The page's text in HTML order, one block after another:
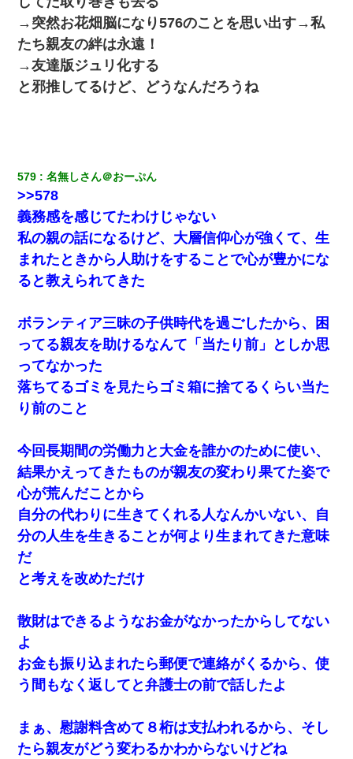
妊娠中に「おいこのブタ女！てめー席譲れ！」と絡まれ腹を殴る
真似された。泣きながら夫に話すと一年後に…
俺「初対面でなに言ったか覚えてる？」嫁「臭いんだよ！キモオ
タ？だっけ？」俺「だいたい合ってる。で、なんで告白してきた
の？」→
夫に癌の余命宣告。その闘病中に長女から信じられない言葉を受
けた
ホテルに泊まったんだけど従業員が最悪だった。折角の旅行で何
故私が怒鳴られなきゃいけなかったのだ
【悲報】お風呂で父親と姉が完全に行為してるんだが...
200万を貸したコウトから、追加で400万の申し込み、私「無理。
義弟より娘たちが大事」旦那「娘たちが成人したら別れよう」私
（は？）
今日夫の実家に泊ったんだけど、朝起きたら股間がなんかモッコ
リしてた
婚活パーティーでよく会う美女がいた。こんな完璧な容姿を持っ
てしても結婚て難しいんだなぁ…と思ってた
さっき嫁から、「愛しています」ってメールが届いた。俺も「愛
してます」って送ったら
私「結婚やめるわ」 婚約者「え？なんでなんで？」 → 放置した
結果…｜生活｜ワロタあんてな
された
ミスした新人(
)に冗談で「行為させてくれたら許してあげる」
って言ったら・・・
い」私「変だなあ～なにも臭わないよ」→ その後。警察『絶対に
窓とドアを開けないで』
→突然お花畑脳になり576のことを思い出す→私
たち親友の絆は永遠！
→友達版ジュリ化する
と邪推してるけど、どうなんだろうね
579 名無しさん＠おーぷん
>>578
義務感を感じてたわけじゃない
私の親の話になるけど、大層信仰心が強くて、生
まれたときから人助けをすることで心が豊かにな
ると教えられてきた
ボランティア三昧の子供時代を過ごしたから、困
ってる親友を助けるなんて「当たり前」としか思
ってなかった
落ちてるゴミを見たらゴミ箱に捨てるくらい当た
り前のこと
今回長期間の労働力と大金を誰かのために使い、
結果かえってきたものが親友の変わり果てた姿で
心が荒んだことから
自分の代わりに生きてくれる人なんかいない、自
分の人生を生きることが何より生まれてきた意味
だ
と考えを改めただけ
散財はできるようなお金がなかったからしてない
よ
お金も振り込まれたら郵便で連絡がくるから、使
う間もなく返してと弁護士の前で話したよ
まぁ、慰謝料含めて８桁は支払われるから、そし
たら親友がどう変わるかわからないけどね